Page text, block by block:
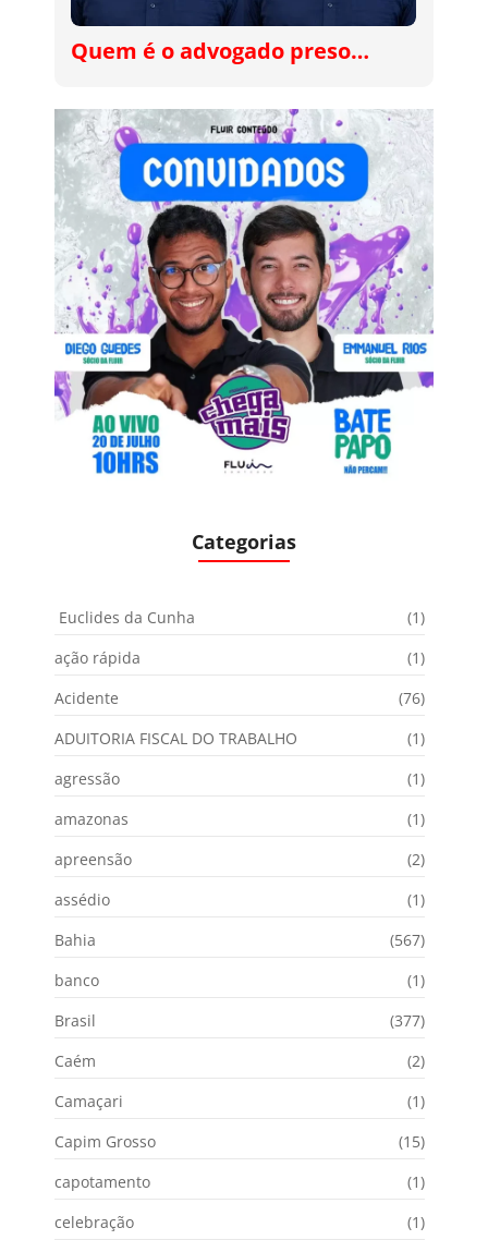
Quem é o advogado preso…
Categorias
Euclides da Cunha
(1)
ação rápida
(1)
Acidente
(76)
ADUITORIA FISCAL DO TRABALHO
(1)
agressão
(1)
amazonas
(1)
apreensão
(2)
assédio
(1)
Bahia
(567)
banco
(1)
Brasil
(377)
Caém
(2)
Camaçari
(1)
Capim Grosso
(15)
capotamento
(1)
celebração
(1)